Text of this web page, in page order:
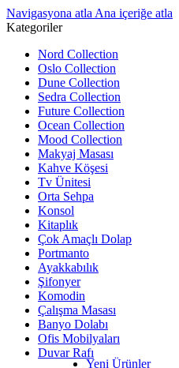
Navigasyona atla Ana içeriğe atla
Kategoriler
Nord Collection
Oslo Collection
Dune Collection
Sedra Collection
Future Collection
Ocean Collection
Mood Collection
Makyaj Masası
Kahve Köşesi
Tv Ünitesi
Orta Sehpa
Konsol
Kitaplık
Çok Amaçlı Dolap
Portmanto
Ayakkabılık
Şifonyer
Komodin
Çalışma Masası
Banyo Dolabı
Ofis Mobilyaları
Duvar Rafı
Yeni Ürünler